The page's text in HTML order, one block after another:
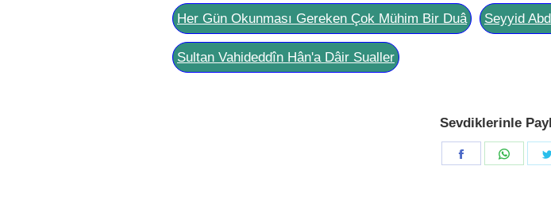
Her Gün Okunması Gereken Çok Mühim Bir Duâ Seyyid
Sultan Vahideddîn Hân'a Dâir Sualler
Sevdiklerinle
Share
Share